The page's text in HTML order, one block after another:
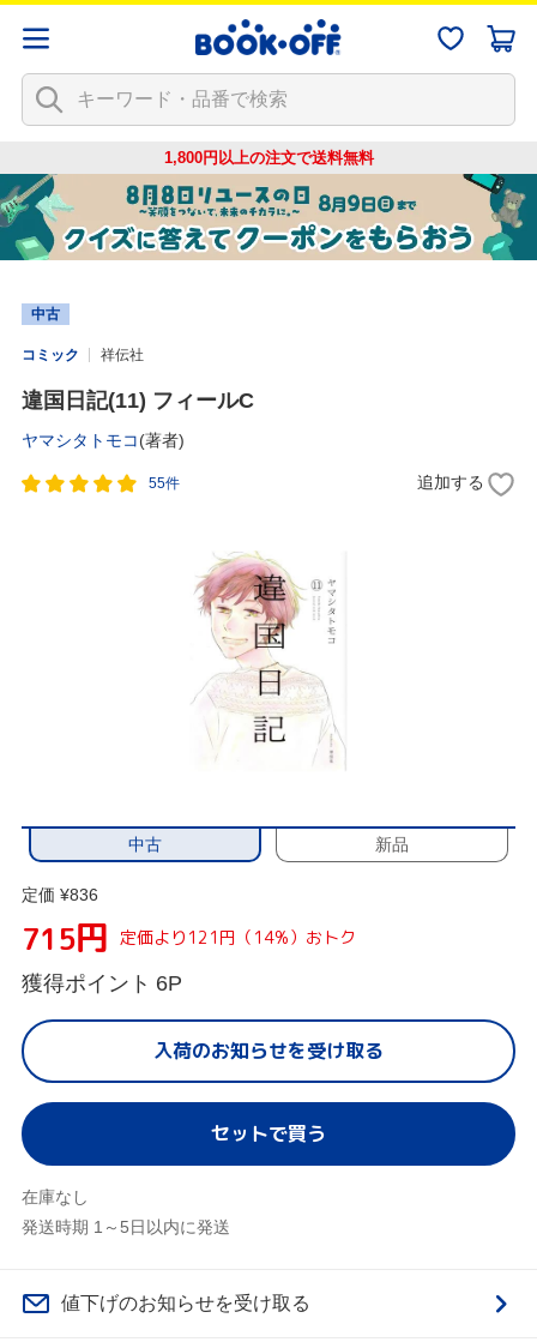
1,800円以上の注文で送料無料
中古
コミック 祥伝社
違国日記(11) フィールC
ヤマシタトモコ(著者)
55件 追加する
中古 新品
定価 ¥836
715円 定価より121円（14%）おトク
獲得ポイント 6P
入荷のお知らせを受け取る
セットで買う
在庫なし
発送時期 1～5日以内に発送
値下げのお知らせを受け取る